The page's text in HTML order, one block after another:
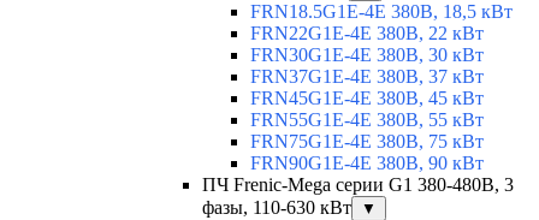
FRN18.5G1E-4E 380В, 18,5 кВт
FRN22G1E-4E 380В, 22 кВт
FRN30G1E-4E 380В, 30 кВт
FRN37G1E-4E 380В, 37 кВт
FRN45G1E-4E 380В, 45 кВт
FRN55G1E-4E 380В, 55 кВт
FRN75G1E-4E 380В, 75 кВт
FRN90G1E-4E 380В, 90 кВт
ПЧ Frenic-Mega серии G1 380-480В, 3
фазы, 110-630 кВт
▼